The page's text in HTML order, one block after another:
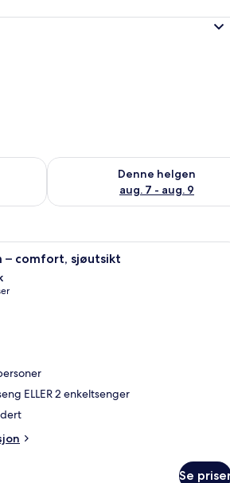
aug. 8 - aug. 9
Denne helgen
aug. 7 - aug. 9
Sjekk tilgjengelighet for denne
skrivebord og blendingsgardiner
Dobbeltrom – comfort,
– comfort, sjøutsikt
ELLER 2 enkeltsenger
Se